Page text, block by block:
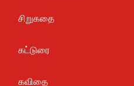
சிறுகதை
கட்டுரை
கவிதை